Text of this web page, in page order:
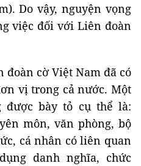
Do vậy, nguyện vọng
việc đối với Liên đoàn
đoàn cờ Việt Nam đã có
vị trong cả nước. Một
bày tỏ cụ thể là:
môn, văn phòng, bộ
cá nhân có liên quan
danh nghĩa, chức